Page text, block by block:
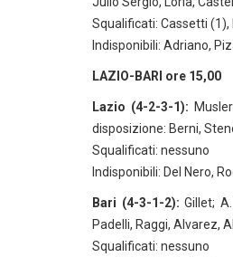
Squalificati: Cassetti (1),
Indisponibili: Adriano,
LAZIO-BARI ore 15,00
Lazio (4-2-3-1):
disposizione: Berni,
Squalificati: nessuno
Indisponibili: Del Nero,
Bari (4-3-1-2): Gillet;
Padelli, Raggi, Alvarez,
Squalificati: nessuno